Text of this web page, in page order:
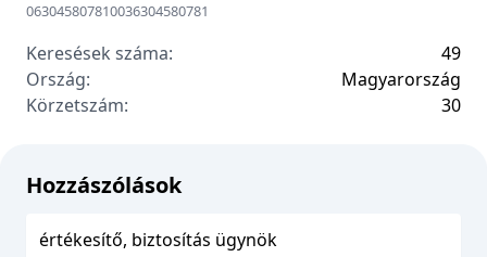
063045807810036304580781
Keresések száma:
49
Ország:
Magyarország
Körzetszám:
30
Hozzászólások
értékesítő, biztosítás ügynök